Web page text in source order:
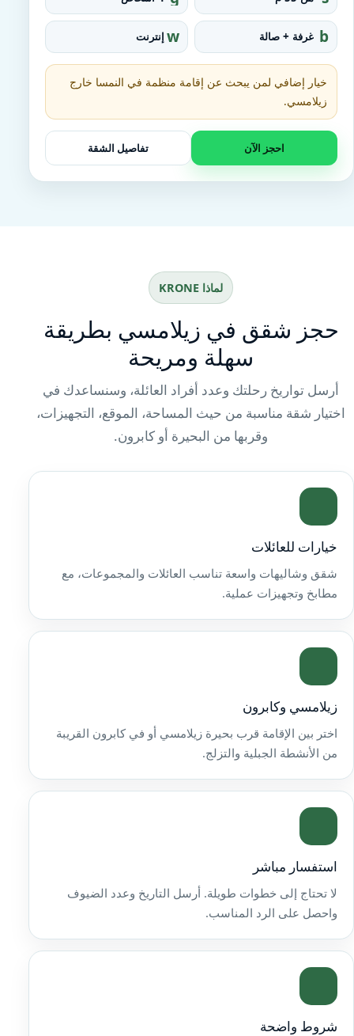
q
u
a
r
e_
fo
o
t
r
o
u
p
b
e
d
غرفة + صالة w
ifi
إنترنت
خيار إضافي لمن يبحث عن إقامة منظمة في النمسا خارج
زيلامسي.
احجز الآن تفاصيل الشقة
لماذا KRONE
حجز شقق في زيلامسي بطريقة
سهلة ومريحة
أرسل تواريخ رحلتك وعدد أفراد العائلة، وسنساعدك في
اختيار شقة مناسبة من حيث المساحة، الموقع، التجهيزات،
وقربها من البحيرة أو كابرون.
خيارات للعائلات
شقق وشاليهات واسعة تناسب العائلات والمجموعات، مع
مطابخ وتجهيزات عملية.
زيلامسي وكابرون
اختر بين الإقامة قرب بحيرة زيلامسي أو في كابرون القريبة
من الأنشطة الجبلية والتزلج.
استفسار مباشر
لا تحتاج إلى خطوات طويلة. أرسل التاريخ وعدد الضيوف
واحصل على الرد المناسب.
شروط واضحة